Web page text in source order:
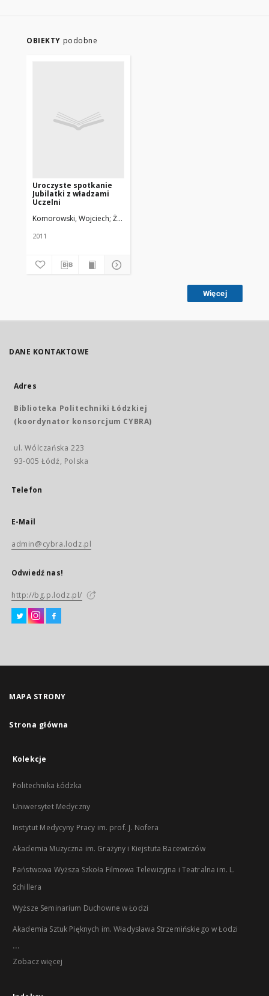
OBIEKTY podobne
Uroczyste spotkanie
Jubilatki z władzami
Uczelni
Komorowski, Wojciech Żmuda, Ryszard. Red. nacz.
2011
Więcej
DANE KONTAKTOWE
Adres
Biblioteka Politechniki Łódzkiej
(koordynator konsorcjum CYBRA)
ul. Wólczańska 223
93-005 Łódź, Polska
Telefon
E-Mail
admin@cybra.lodz.pl
Odwiedź nas!
http://bg.p.lodz.pl/
MAPA STRONY
Strona główna
Kolekcje
Politechnika Łódzka
Uniwersytet Medyczny
Instytut Medycyny Pracy im. prof. J. Nofera
Akademia Muzyczna im. Grażyny i Kiejstuta Bacewiczów
Państwowa Wyższa Szkoła Filmowa Telewizyjna i Teatralna im. L.
Schillera
Wyższe Seminarium Duchowne w Łodzi
Akademia Sztuk Pięknych im. Władysława Strzemińskiego w Łodzi
...
Zobacz więcej